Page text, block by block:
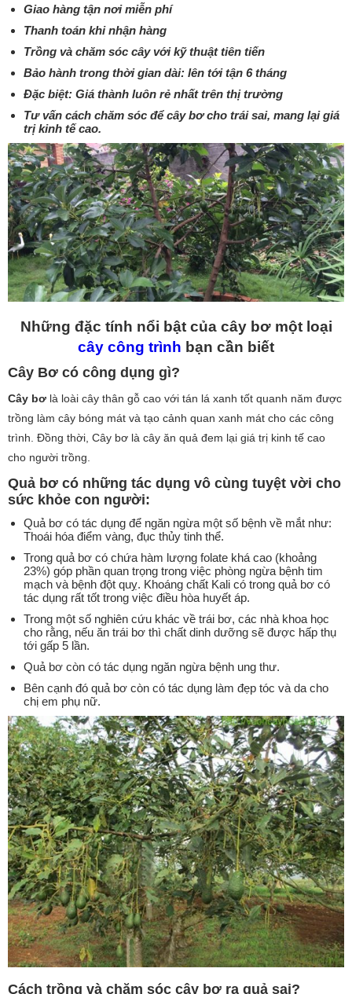
Giao hàng tận nơi miễn phí
Thanh toán khi nhận hàng
Trồng và chăm sóc cây với kỹ thuật tiên tiến
Bảo hành trong thời gian dài: lên tới tận 6 tháng
Đặc biệt: Giá thành luôn rẻ nhất trên thị trường
Tư vấn cách chăm sóc để cây bơ cho trái sai, mang lại giá
trị kinh tế cao.
Những đặc tính nổi bật của cây bơ một loại
cây công trình bạn cần biết
Cây Bơ có công dụng gì?
Cây bơ là loài cây thân gỗ cao với tán lá xanh tốt quanh năm được
trồng làm cây bóng mát và tạo cảnh quan xanh mát cho các công
trình. Đồng thời, Cây bơ là cây ăn quả đem lại giá trị kinh tế cao
cho người trồng.
Quả bơ có những tác dụng vô cùng tuyệt vời cho
sức khỏe con người:
Quả bơ có tác dụng để ngăn ngừa một số bệnh về mắt như:
Thoái hóa điểm vàng, đục thủy tinh thể.
Trong quả bơ có chứa hàm lượng folate khá cao (khoảng
23%) góp phần quan trọng trong việc phòng ngừa bệnh tim
mạch và bệnh đột quỵ. Khoáng chất Kali có trong quả bơ có
tác dụng rất tốt trong việc điều hòa huyết áp.
Trong một số nghiên cứu khác về trái bơ, các nhà khoa học
cho rằng, nếu ăn trái bơ thì chất dinh dưỡng sẽ được hấp thụ
tới gấp 5 lần.
Quả bơ còn có tác dụng ngăn ngừa bệnh ung thư.
Bên cạnh đó quả bơ còn có tác dụng làm đẹp tóc và da cho
chị em phụ nữ.
Cách trồng và chăm sóc cây bơ ra quả sai?